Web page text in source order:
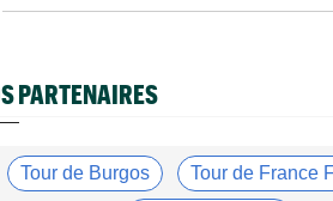
Tour de France Femmes
cyclisme"
PARTENAIRES
Tour de Burgos Tour de France